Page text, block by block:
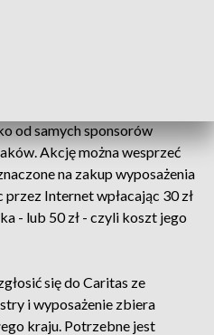
od samych sponsorów
Akcję można wesprzeć
na zakup wyposażenia
Internet wpłacając 30 zł
- lub 50 zł - czyli koszt jego
się do Caritas ze
i wyposażenie zbiera
kraju. Potrzebne jest